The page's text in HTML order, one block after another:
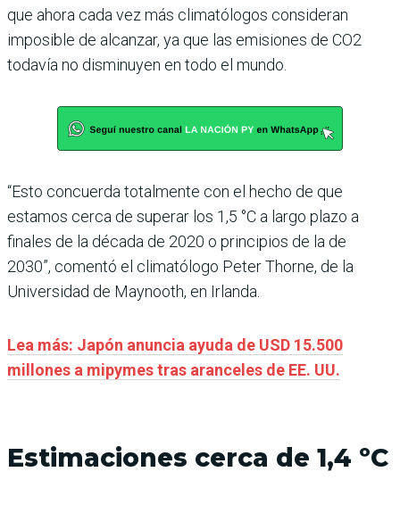
que ahora cada vez más climatólogos consideran
imposible de alcanzar, ya que las emisiones de CO2
todavía no disminuyen en todo el mundo.
“Esto concuerda totalmente con el hecho de que
estamos cerca de superar los 1,5 °C a largo plazo a
finales de la década de 2020 o principios de la de
2030”, comentó el climatólogo Peter Thorne, de la
Universidad de Maynooth, en Irlanda.
Lea más: Japón anuncia ayuda de USD 15.500
millones a mipymes tras aranceles de EE. UU.
Estimaciones cerca de 1,4 ºC